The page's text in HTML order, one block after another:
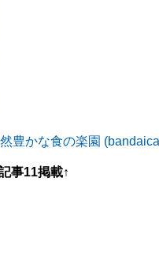
豊かな食の楽園
事11掲載↑